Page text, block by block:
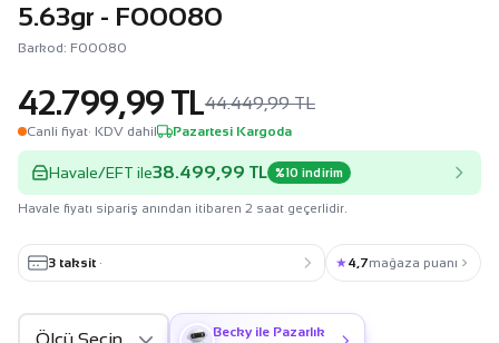
5.63gr - F00080
Barkod: F00080
42.799,99 TL44.449,99 TL
Canli fiyat· KDV dahil Pazartesi Kargoda
Havale/EFT ile38.499,99 TL %10 indirim
Havale fiyatı sipariş anından itibaren 2 saat geçerlidir.
3 taksit · ★4,7mağaza puanı
Becky ile Pazarlık